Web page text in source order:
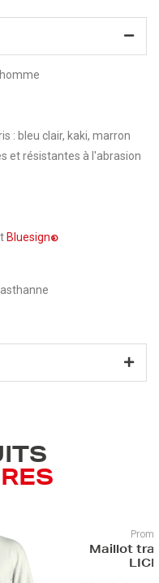
: bleu clair, kaki, marron
et résistantes à l'abrasion
Bluesign®
Maillot trail femme -